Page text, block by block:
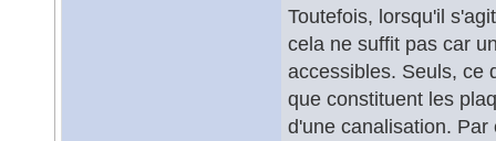
Toutefois, lorsqu'il
cela ne suffit pas car
accessibles. Seuls, ce
que constituent les
d'une canalisation.